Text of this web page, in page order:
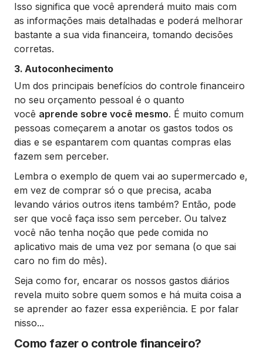
Isso significa que você aprenderá muito mais com
as informações mais detalhadas e poderá melhorar
bastante a sua vida financeira, tomando decisões
corretas.
3. Autoconhecimento
Um dos principais benefícios do controle financeiro
no seu orçamento pessoal é o quanto
você aprende sobre você mesmo. É muito comum
pessoas começarem a anotar os gastos todos os
dias e se espantarem com quantas compras elas
fazem sem perceber.
Lembra o exemplo de quem vai ao supermercado e,
em vez de comprar só o que precisa, acaba
levando vários outros itens também? Então, pode
ser que você faça isso sem perceber. Ou talvez
você não tenha noção que pede comida no
aplicativo mais de uma vez por semana (o que sai
caro no fim do mês).
Seja como for, encarar os nossos gastos diários
revela muito sobre quem somos e há muita coisa a
se aprender ao fazer essa experiência. E por falar
nisso...
Como fazer o controle financeiro?